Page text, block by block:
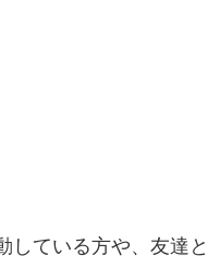
している方や、友達